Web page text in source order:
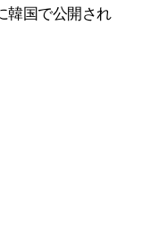
韓国で公開され